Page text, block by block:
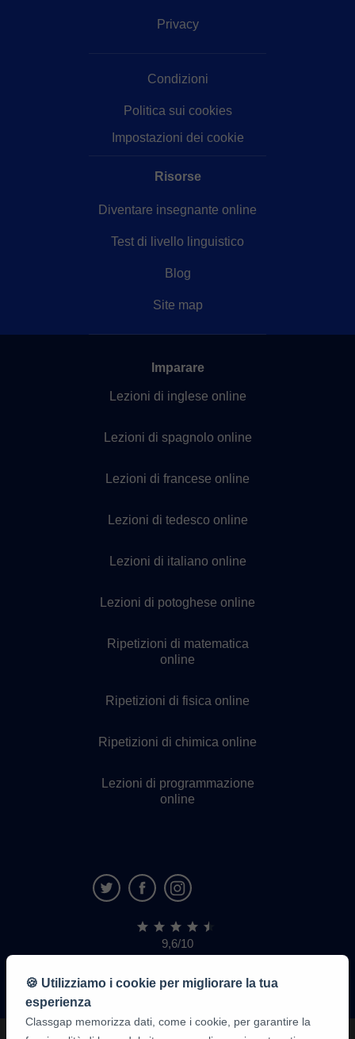
Privacy
Condizioni
Politica sui cookies
Impostazioni dei cookie
Risorse
Diventare insegnante online
Test di livello linguistico
Blog
Site map
Imparare
Lezioni di inglese online
Lezioni di spagnolo online
Lezioni di francese online
Lezioni di tedesco online
Lezioni di italiano online
Lezioni di potoghese online
Ripetizioni di matematica
online
Ripetizioni di fisica online
Ripetizioni di chimica online
Lezioni di programmazione
online
9,6/10
1.339.284
recensioni
di
alunni
🍪 Utilizziamo i cookie per migliorare la tua
esperienza
Classgap memorizza dati, come i cookie, per garantire la